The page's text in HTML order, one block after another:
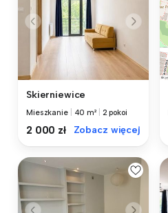
Skierniewice
Mieszkanie 40 m² 2 pokoi
2 000 zł Zobacz więcej